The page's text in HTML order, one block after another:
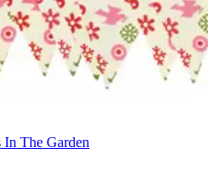
In The Garden